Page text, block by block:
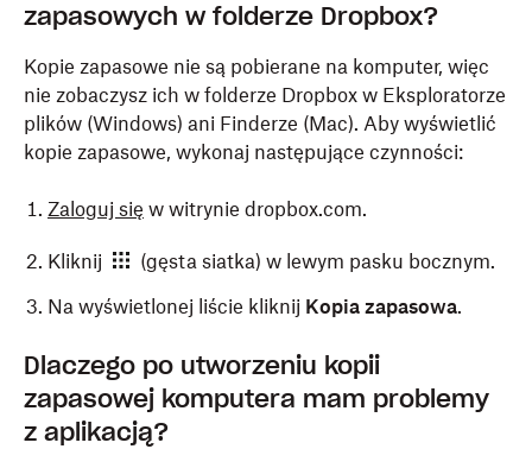
zapasowych w folderze Dropbox?
Kopie zapasowe nie są pobierane na komputer, więc
nie zobaczysz ich w folderze Dropbox w Eksploratorze
plików (Windows) ani Finderze (Mac). Aby wyświetlić
kopie zapasowe, wykonaj następujące czynności:
Zaloguj się w witrynie dropbox.com.
Kliknij
(gęsta siatka) w lewym pasku bocznym.
Na wyświetlonej liście kliknij Kopia zapasowa.
Dlaczego po utworzeniu kopii
zapasowej komputera mam problemy
z aplikacją?